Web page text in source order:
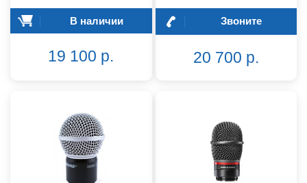
В наличии
19 100 р.
Звоните
20 700 р.